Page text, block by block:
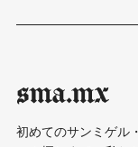
sma.mx
初めてのサンミゲル